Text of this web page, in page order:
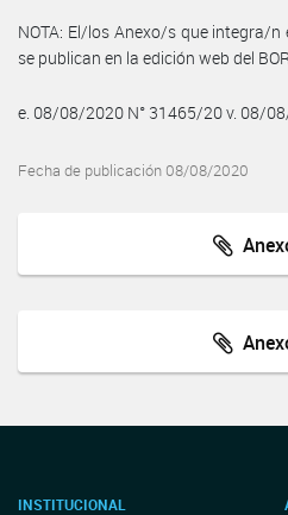
NOTA: El/los Anexo/s que integra/
se publican en la edición web del
e. 08/08/2020 N° 31465/20 v. 08/
Fecha de publicación 08/08/2020
INSTITUCIONAL